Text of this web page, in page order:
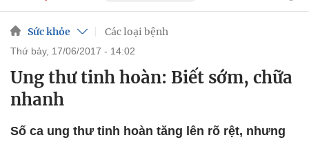
Sức khỏe Các loại bệnh
thứ bảy, 17/06/2017 - 14:02
Ung thư tinh hoàn: Biết sớm, chữa
nhanh
Số ca ung thư tinh hoàn tăng lên rõ rệt, nhưng